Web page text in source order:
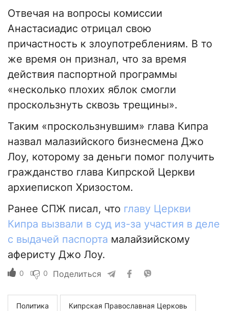
Отвечая на вопросы комиссии
Анастасиадис отрицал свою
причастность к злоупотреблениям. В то
же время он признал, что за время
действия паспортной программы
«несколько плохих яблок смогли
проскользнуть сквозь трещины».
Таким «проскользнувшим» глава Кипра
назвал малазийского бизнесмена Джо
Лоу, которому за деньги помог получить
гражданство глава Кипрской Церкви
архиепископ Хризостом.
Ранее СПЖ писал, что главу Церкви
Кипра вызвали в суд из-за участия в деле
с выдачей паспорта малайзийскому
аферисту Джо Лоу.
0 0 Поделиться
Политика Кипрская Православная Церковь